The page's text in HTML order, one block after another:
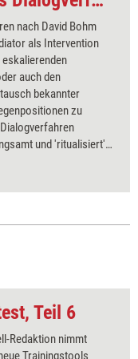
nach David Bohm
als Intervention
auch den
bekannter
zu
und 'ritualisiert'
Wertschätzung und
Teil 6
Redaktion nimmt
Trainingstools